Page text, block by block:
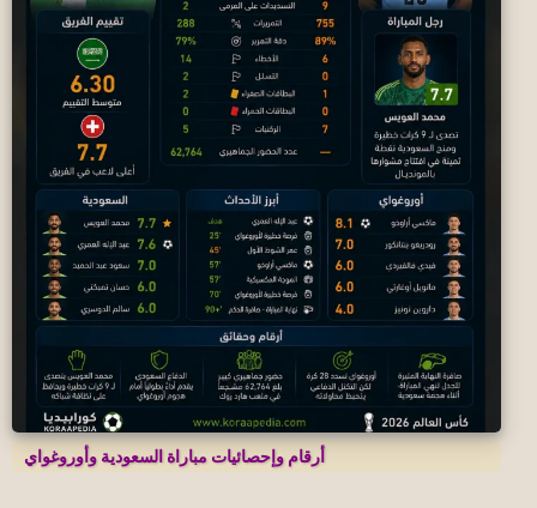
أرقام وإحصائيات مباراة السعودية وأوروغواي